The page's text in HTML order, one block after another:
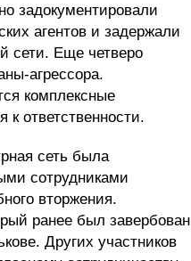
задокументировали
агентов и задержали
сети. Еще четверо
агрессора.
комплексные
к ответственности.
сеть была
сотрудниками
вторжения.
ранее был завербован
Других участников